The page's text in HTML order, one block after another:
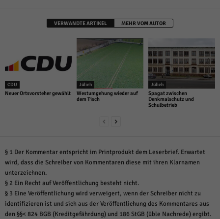
VERWANDTE ARTIKEL MEHR VOM AUTOR
CDU
Neuer Ortsvorsteher gewählt
Jülich
Westumgehung wieder auf
dem Tisch
Jülich
Spagat zwischen
Denkmalschutz und
Schulbetrieb
§ 1 Der Kommentar entspricht im Printprodukt dem Leserbrief. Erwartet
wird, dass die Schreiber von Kommentaren diese mit ihren Klarnamen
unterzeichnen.
§ 2 Ein Recht auf Veröffentlichung besteht nicht.
§ 3 Eine Veröffentlichung wird verweigert, wenn der Schreiber nicht zu
identifizieren ist und sich aus der Veröffentlichung des Kommentares aus
den §§< 824 BGB (Kreditgefährdung) und 186 StGB (üble Nachrede) ergibt.